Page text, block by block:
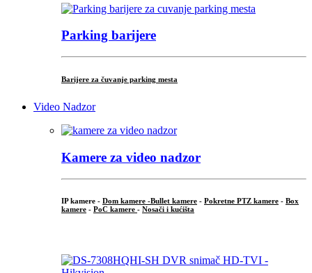
Parking barijere
Barijere za čuvanje parking mesta
Video Nadzor
Kamere za video nadzor
IP kamere - Dom kamere -Bullet kamere - Pokretne PTZ kamere - Box
kamere - PoC kamere - Nosači i kućišta